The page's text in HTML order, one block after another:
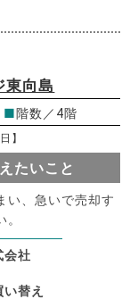
東向島
■階数／4階
】
たいこと
い、急いで売却す
会社
替え